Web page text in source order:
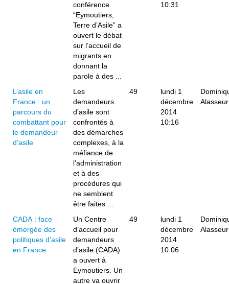
conférence
“Eymoutiers,
Terre d’Asile” a
ouvert le débat
sur l’accueil de
migrants en
donnant la
parole à des ...
10:31
L’asile en
France : un
parcours du
combattant pour
le demandeur
d’asile
Les
demandeurs
d’asile sont
confrontés à
des démarches
complexes, à la
méfiance de
l’administration
et à des
procédures qui
ne semblent
être faites ...
49
lundi 1
décembre
2014
10:16
Alasseur
CADA : face
émergée des
politiques d’asile
en France
Un Centre
d’accueil pour
demandeurs
d’asile (CADA)
a ouvert à
Eymoutiers. Un
autre va ouvrir
49
lundi 1
décembre
2014
10:06
Alasseur